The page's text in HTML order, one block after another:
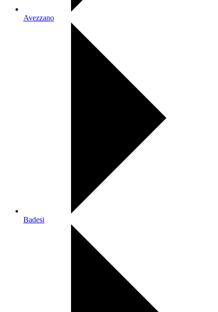
Avezzano
Badesi